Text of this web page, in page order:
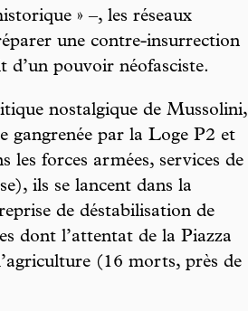
» –, les réseaux
une contre-insurrection
d’un pouvoir néofasciste.
nostalgique de Mussolini,
gangrenée par la Loge P2 et
les forces armées, services de
ils se lancent dans la
de déstabilisation de
dont l’attentat de la Piazza
(16 morts, près de